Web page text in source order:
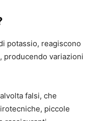
potassio, reagiscono
producendo variazioni
falsi, che
piccole